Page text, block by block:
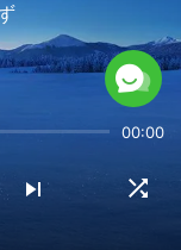
ない
00:00